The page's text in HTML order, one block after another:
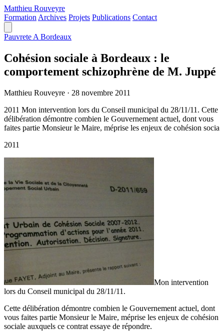
Matthieu Rouveyre
Formation Archives Projets Publications Contact
Pauvrete A Bordeaux
Cohésion sociale à Bordeaux : le
comportement schizophrène de M. Juppé
Matthieu Rouveyre · 28 novembre 2011
2011 Mon intervention lors du Conseil municipal du 28/11/11. Cette
délibération démontre combien le Gouvernement actuel, dont vous
faites partie Monsieur le Maire, méprise les enjeux de cohésion socia
2011
Mon intervention
lors du Conseil municipal du 28/11/11.
Cette délibération démontre combien le Gouvernement actuel, dont
vous faites partie Monsieur le Maire, méprise les enjeux de cohésion
sociale auxquels ce contrat essaye de répondre.